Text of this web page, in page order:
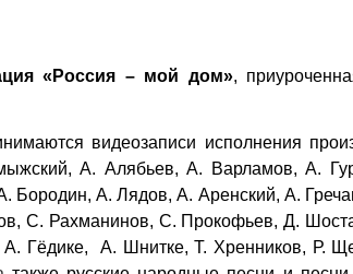
«Россия – мой дом»,
видеозаписи исполнения
А. Алябьев, А. Варламов, А.
Бородин, А. Лядов, А. Аренский, А.
С. Рахманинов, С. Прокофьев, Д.
Гёдике, А. Шнитке, Т. Хренников, Р.